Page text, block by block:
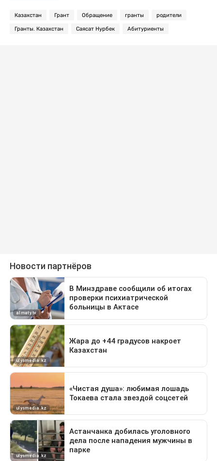
Казахстан Грант Обращение гранты родители
Гранты. Казахстан Саясат Нурбек Абитуриенты